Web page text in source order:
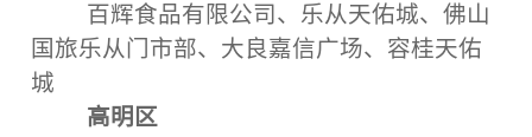
百辉食品有限公司、乐从天佑城、佛山
国旅乐从门市部、大良嘉信广场、容桂天佑
城
高明区